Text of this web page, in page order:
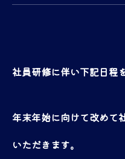
社員研修に伴い下記日程
年末年始に向けて改めて
いただきます。